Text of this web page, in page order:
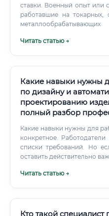
ставки. Военный опыт или
работавшие на токарных,
Какие курсы выбрать и как
профессиональным
Читать статью →
Какие навыки нужны
по дизайну и
проектированию
полный разбор
Какие навыки нужны для
конкретное.
списки требований. Но
оставить действительно
Читать статью →
Кто такой специалист